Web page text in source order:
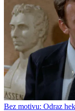
Bez motivu: Odraz